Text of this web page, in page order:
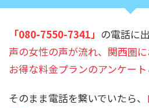
「080-7550-7341」 の電話に
声の女性の声が流れ、関西圏
お得な料金プランのアンケート
そのまま電話を繋いでいたら、